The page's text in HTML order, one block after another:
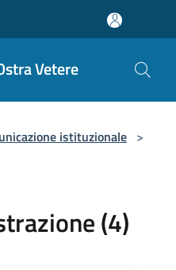
Vetere
istituzionale >
(4)